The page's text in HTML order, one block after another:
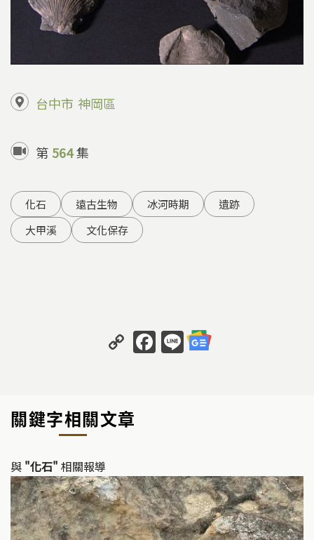
台中市 神岡區
第 564集
化石 遠古生物 冰河時期
遺跡
大甲溪
文化保存
C
o
y
Li
k
F
a
o
k
Li
n
關鍵字相關文章
與 "化石" 相關報導